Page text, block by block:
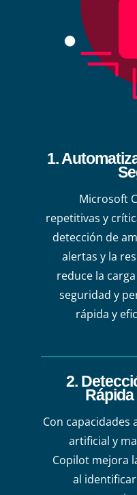
1.
Microsoft
repetitivas y
detección de
alertas y la
reduce la
seguridad y
rápida y
2.
Con capacidades
artificial y
Copilot mejora
al